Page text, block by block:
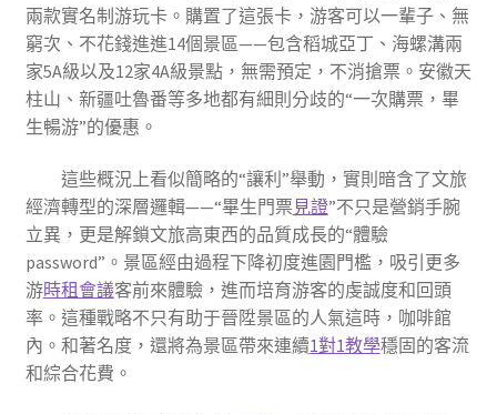
兩款實名制游玩卡。購置了這張卡，游客可以一輩子、無
窮次、不花錢進進14個景區——包含稻城亞丁、海螺溝兩
家5A級以及12家4A級景點，無需預定，不消搶票。安徽天
柱山、新疆吐魯番等多地都有細則分歧的“一次購票，畢
生暢游”的優惠。
這些概況上看似簡略的“讓利”舉動，實則暗含了文旅
經濟轉型的深層邏輯——“畢生門票見證”不只是營銷手腕
立異，更是解鎖文旅高東西的品質成長的“體驗
password”。景區經由過程下降初度進園門檻，吸引更多
游時租會議客前來體驗，進而培育游客的虔誠度和回頭
率。這種戰略不只有助于晉陞景區的人氣這時，咖啡館
內。和著名度，還將為景區帶來連續1對1教學穩固的客流
和綜合花費。